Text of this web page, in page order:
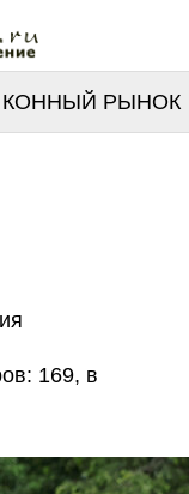
КОННЫЙ РЫНОК
169, в